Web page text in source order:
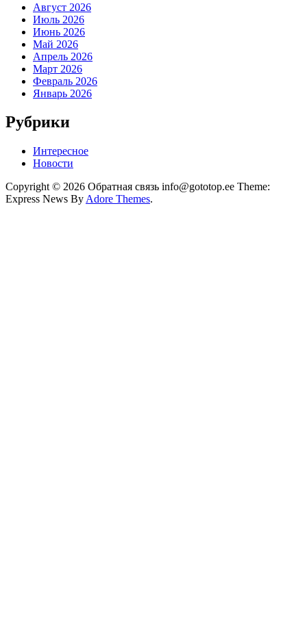
Август 2026
Июль 2026
Июнь 2026
Май 2026
Апрель 2026
Март 2026
Февраль 2026
Январь 2026
Рубрики
Интересное
Новости
Copyright © 2026 Обратная связь info@gototop.ee Theme:
Express News By Adore Themes.